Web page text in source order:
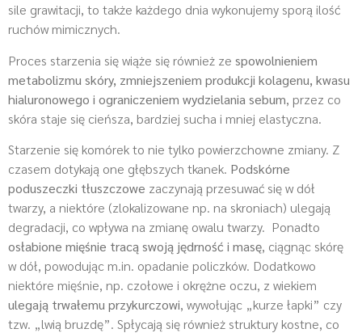
sile grawitacji, to także każdego dnia wykonujemy sporą ilość
ruchów mimicznych.
Proces starzenia się wiąże się również ze spowolnieniem
metabolizmu skóry, zmniejszeniem produkcji kolagenu, kwasu
hialuronowego i ograniczeniem wydzielania sebum, przez co
skóra staje się cieńsza, bardziej sucha i mniej elastyczna.
Starzenie się komórek to nie tylko powierzchowne zmiany. Z
czasem dotykają one głębszych tkanek. Podskórne
poduszeczki tłuszczowe zaczynają przesuwać się w dół
twarzy, a niektóre (zlokalizowane np. na skroniach) ulegają
degradacji, co wpływa na zmianę owalu twarzy. Ponadto
osłabione mięśnie tracą swoją jędrność i masę, ciągnąc skórę
w dół, powodując m.in. opadanie policzków. Dodatkowo
niektóre mięśnie, np. czołowe i okrężne oczu, z wiekiem
ulegają trwałemu przykurczowi, wywołując „kurze łapki” czy
tzw. „lwią bruzdę”. Spłycają się również struktury kostne, co